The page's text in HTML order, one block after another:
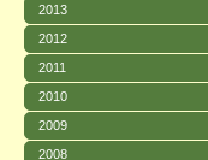
2013
2012
2011
2010
2009
2008